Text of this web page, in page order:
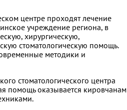
центре проходят лечение
учреждение региона, в
хирургическую,
стоматологическую помощь.
методики и
стоматологического центра
помощь оказывается кировчанам